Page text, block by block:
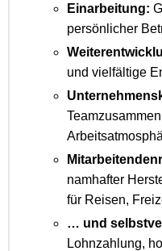
Einarbeitung:
persönlicher
und vielfältige
namhafter
für Reisen,
… und
Lohnzahlung,